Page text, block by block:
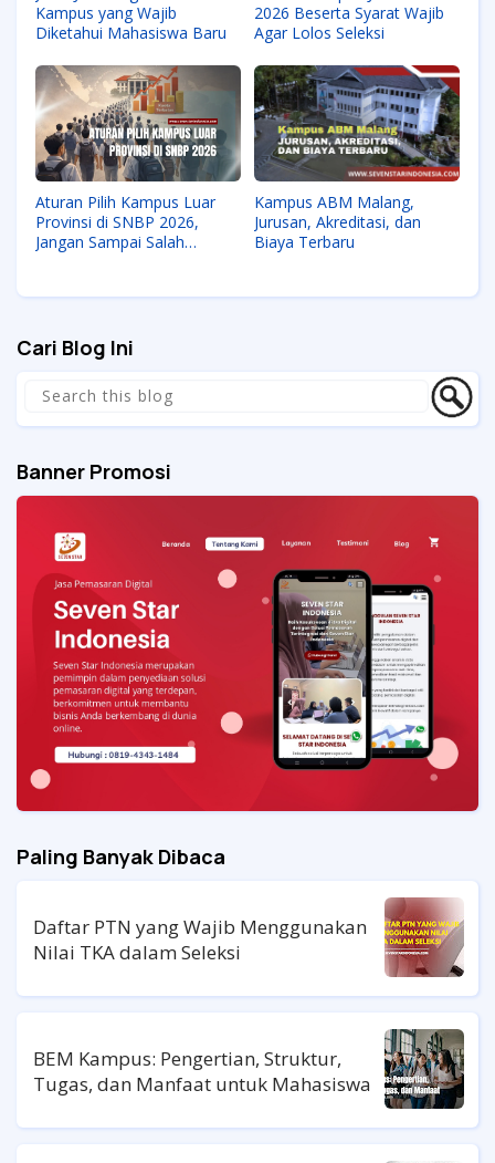
Kampus yang Wajib
Diketahui Mahasiswa Baru
2026 Beserta Syarat Wajib
Agar Lolos Seleksi
Aturan Pilih Kampus Luar
Provinsi di SNBP 2026,
Jangan Sampai Salah
Kampus ABM Malang,
Jurusan, Akreditasi, dan
Biaya Terbaru
Cari Blog Ini
Banner Promosi
Paling Banyak Dibaca
Daftar PTN yang Wajib Menggunakan
Nilai TKA dalam Seleksi
BEM Kampus: Pengertian, Struktur,
Tugas, dan Manfaat untuk Mahasiswa